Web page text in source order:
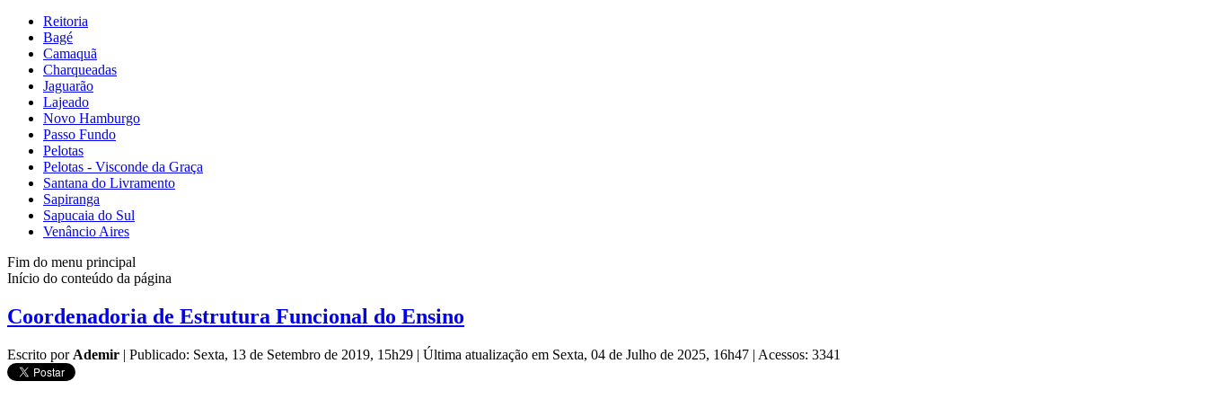
Reitoria
Bagé
Camaquã
Charqueadas
Jaguarão
Lajeado
Novo Hamburgo
Passo Fundo
Pelotas
Pelotas - Visconde da Graça
Santana do Livramento
Sapiranga
Sapucaia do Sul
Venâncio Aires
Fim do menu principal
Início do conteúdo da página
Coordenadoria de Estrutura Funcional do Ensino
Escrito por Ademir | Publicado: Sexta, 13 de Setembro de 2019, 15h29 | Última atualização em Sexta, 04 de Julho de 2025, 16h47 | Acessos: 3341